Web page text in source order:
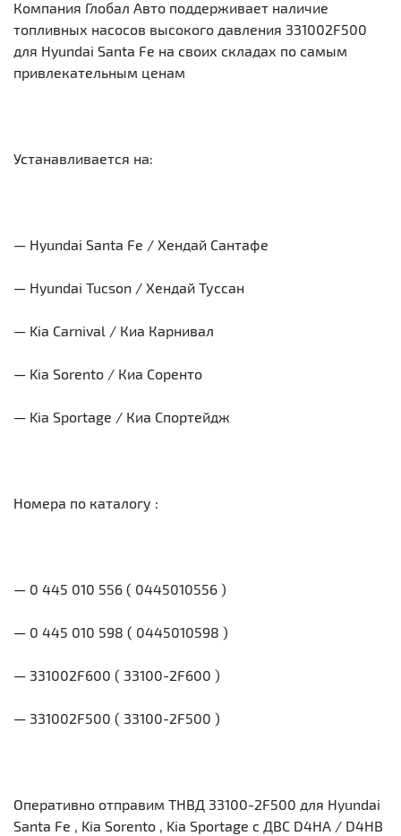
Компания Глобал Авто поддерживает наличие
топливных насосов высокого давления 331002F500
для Hyundai Santa Fe на своих складах по самым
привлекательным ценам
Устанавливается на:
— Hyundai Santa Fe / Хендай Сантафе
— Hyundai Tucson / Хендай Туссан
— Kia Carnival / Киа Карнивал
— Kia Sorento / Киа Соренто
— Kia Sportage / Киа Спортейдж
Номера по каталогу :
— 0 445 010 556 ( 0445010556 )
— 0 445 010 598 ( 0445010598 )
— 331002F600 ( 33100-2F600 )
— 331002F500 ( 33100-2F500 )
Оперативно отправим ТНВД 33100-2F500 для Hyundai
Santa Fe , Kia Sorento , Kia Sportage с ДВС D4HA / D4HB